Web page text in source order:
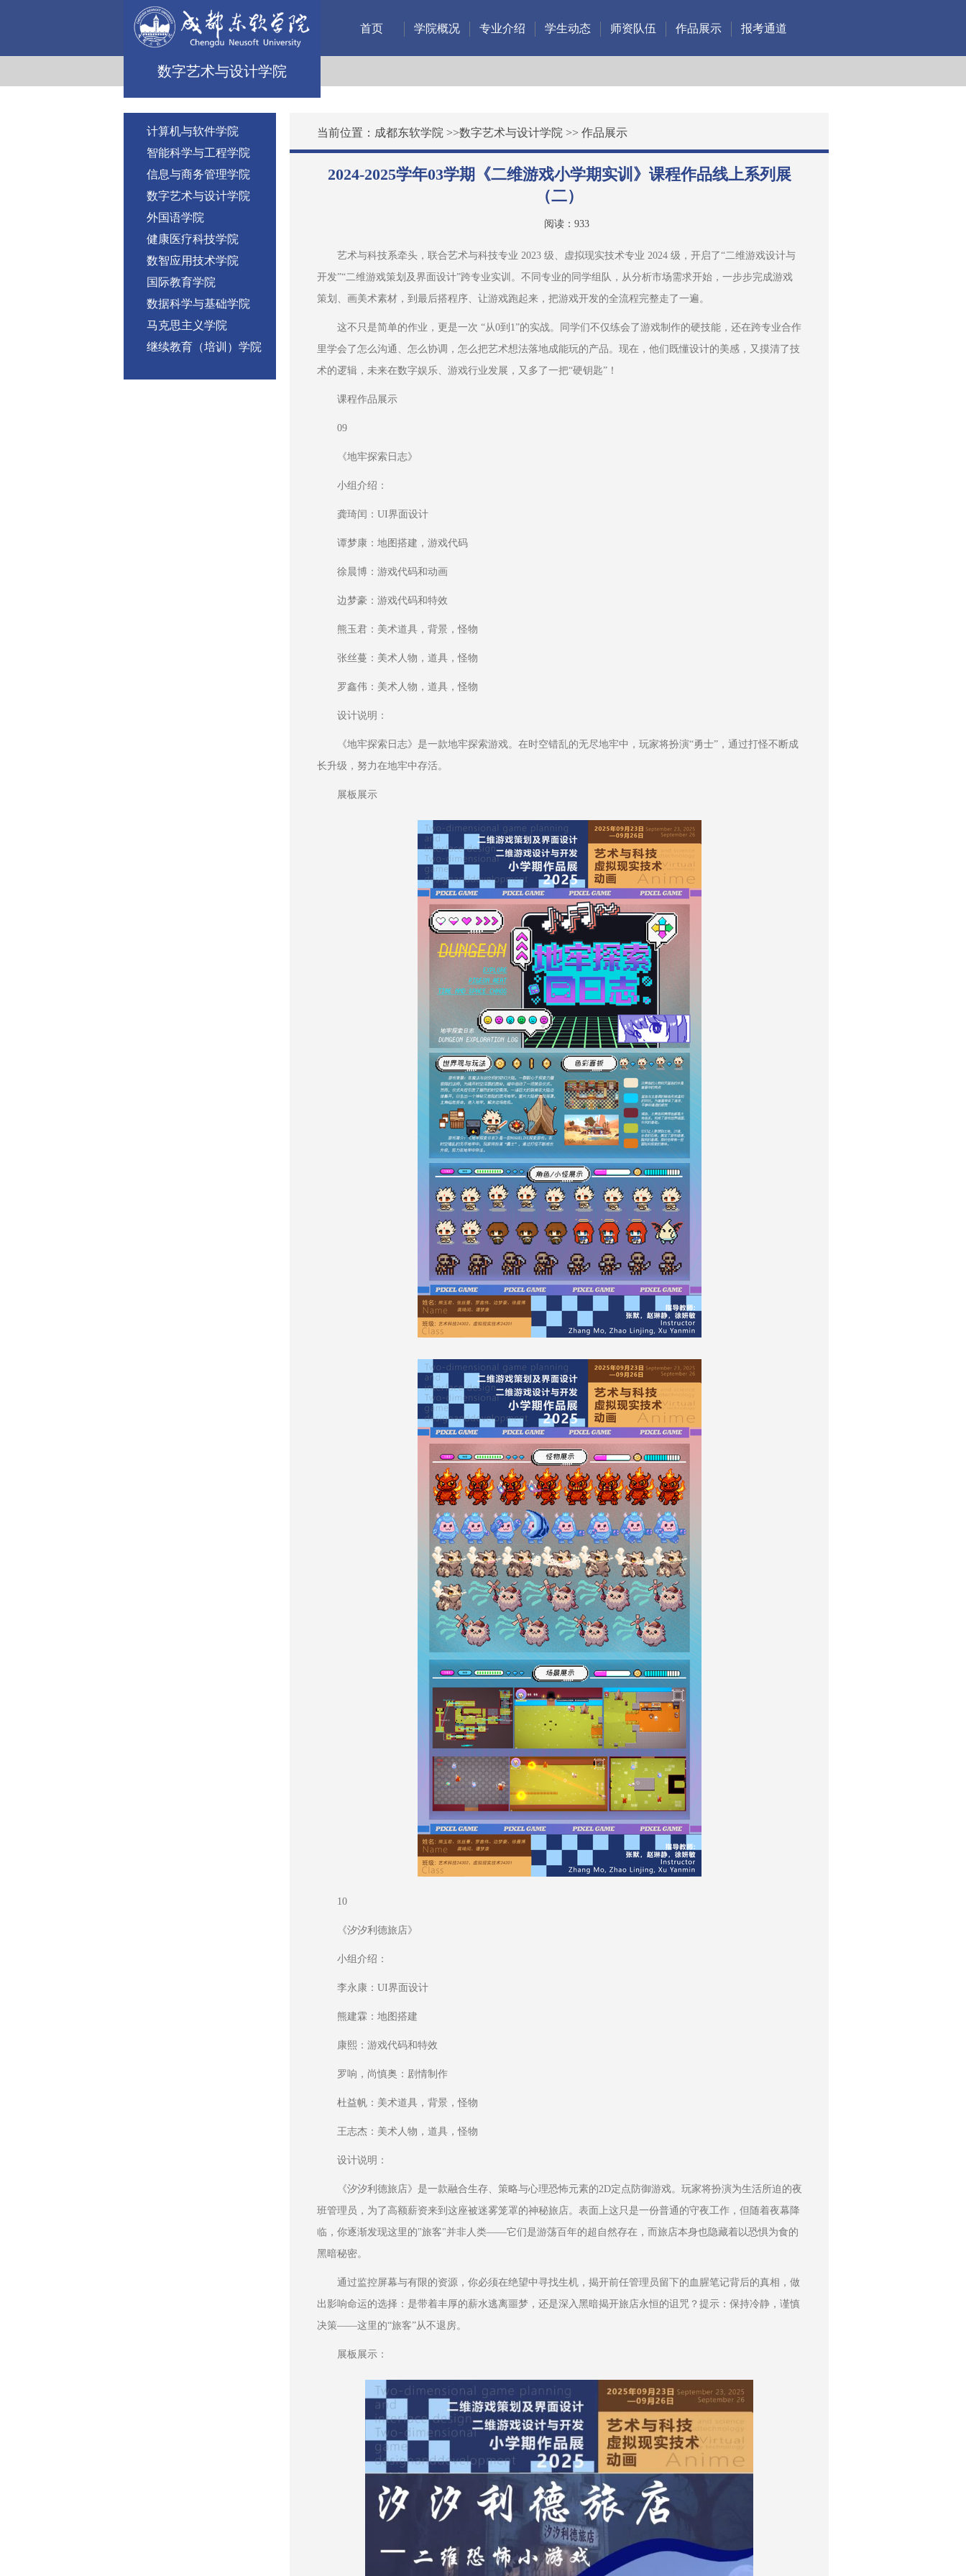
数字艺术与设计学院
首页 学院概况 专业介绍 学生动态 师资队伍 作品展示 报考通道
计算机与软件学院
智能科学与工程学院
信息与商务管理学院
数字艺术与设计学院
外国语学院
健康医疗科技学院
数智应用技术学院
国际教育学院
数据科学与基础学院
马克思主义学院
继续教育（培训）学院
当前位置： 成都东软学院 >>数字艺术与设计学院 >> 作品展示
2024-2025学年03学期《二维游戏小学期实训》课程作品线上系列展
（二）
阅读： 933
艺术与科技系牵头，联合艺术与科技专业 2023 级、虚拟现实技术专业 2024 级，开启了“二维游戏设计与
开发”“二维游戏策划及界面设计”跨专业实训。不同专业的同学组队，从分析市场需求开始，一步步完成游戏
策划、画美术素材，到最后搭程序、让游戏跑起来，把游戏开发的全流程完整走了一遍。
这不只是简单的作业，更是一次 “从0到1”的实战。同学们不仅练会了游戏制作的硬技能，还在跨专业合作
里学会了怎么沟通、怎么协调，怎么把艺术想法落地成能玩的产品。现在，他们既懂设计的美感，又摸清了技
术的逻辑，未来在数字娱乐、游戏行业发展，又多了一把“硬钥匙”！
课程作品展示
09
《地牢探索日志》
小组介绍：
龚琦闰：UI界面设计
谭梦康：地图搭建，游戏代码
徐晨博：游戏代码和动画
边梦豪：游戏代码和特效
熊玉君：美术道具，背景，怪物
张丝蔓：美术人物，道具，怪物
罗鑫伟：美术人物，道具，怪物
设计说明：
《地牢探索日志》是一款地牢探索游戏。在时空错乱的无尽地牢中，玩家将扮演“勇士”，通过打怪不断成
长升级，努力在地牢中存活。
展板展示
10
《汐汐利德旅店》
小组介绍：
李永康：UI界面设计
熊建霖：地图搭建
康熙：游戏代码和特效
罗响，尚慎奥：剧情制作
杜益帆：美术道具，背景，怪物
王志杰：美术人物，道具，怪物
设计说明：
《汐汐利德旅店》是一款融合生存、策略与心理恐怖元素的2D定点防御游戏。玩家将扮演为生活所迫的夜
班管理员，为了高额薪资来到这座被迷雾笼罩的神秘旅店。表面上这只是一份普通的守夜工作，但随着夜幕降
临，你逐渐发现这里的"旅客"并非人类——它们是游荡百年的超自然存在，而旅店本身也隐藏着以恐惧为食的
黑暗秘密。
通过监控屏幕与有限的资源，你必须在绝望中寻找生机，揭开前任管理员留下的血腥笔记背后的真相，做
出影响命运的选择：是带着丰厚的薪水逃离噩梦，还是深入黑暗揭开旅店永恒的诅咒？提示：保持冷静，谨慎
决策——这里的“旅客”从不退房。
展板展示：